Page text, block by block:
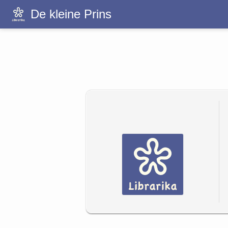
De kleine Prins